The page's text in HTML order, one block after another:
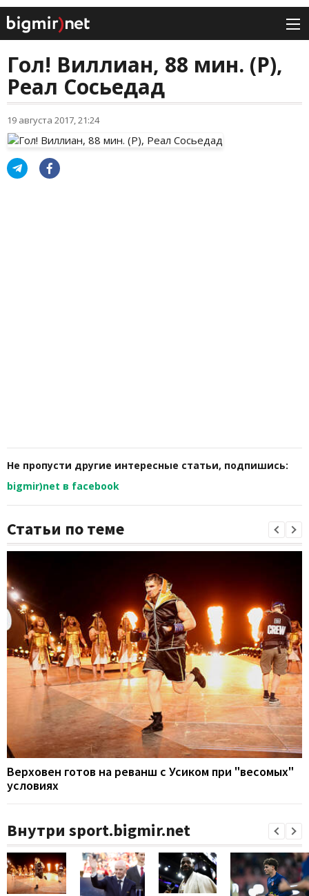
Гол! Виллиан, 88 мин. (P),
Реал Сосьедад
19 августа 2017, 21:24
Не пропусти другие интересные статьи, подпишись:
bigmir)net в facebook
Статьи по теме
Верховен готов на реванш с Усиком при "весомых"
условиях
Внутри sport.bigmir.net